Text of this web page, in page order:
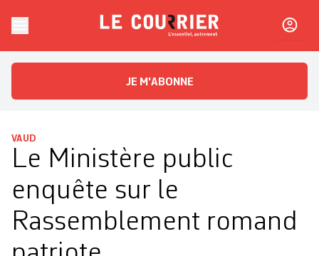
Le CourrierL'essentiel, autrement
JE M'ABONNE
VAUD
Le Ministère public
enquête sur le
Rassemblement romand